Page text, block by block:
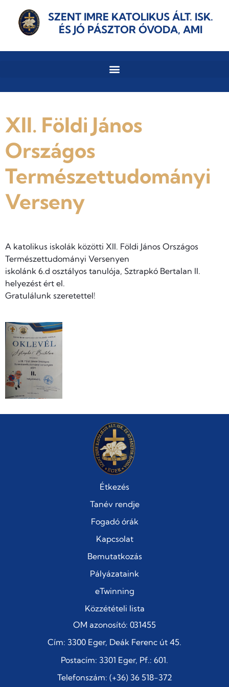
SZENT IMRE KATOLIKUS ÁLT. ISK.
ÉS JÓ PÁSZTOR ÓVODA, AMI
XII. Földi János
Országos
Természettudományi
Verseny
A katolikus iskolák közötti XII. Földi János Országos
Természettudományi Versenyen
iskolánk 6.d osztályos tanulója, Sztrapkó Bertalan II.
helyezést ért el.
Gratulálunk szeretettel!
Étkezés
Tanév rendje
Fogadó órák
Kapcsolat
Bemutatkozás
Pályázataink
eTwinning
Közzétételi lista
OM azonosító: 031455
Cím: 3300 Eger, Deák Ferenc út 45.
Postacím: 3301 Eger, Pf.: 601.
Telefonszám: (+36) 36 518-372